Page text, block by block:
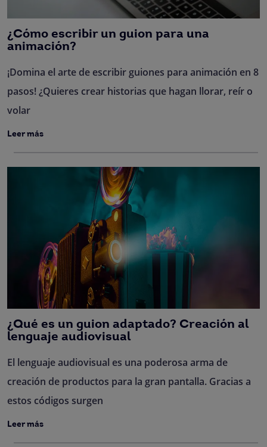
¿Cómo escribir un guion para una
animación?
¡Domina el arte de escribir guiones para animación en 8
pasos! ¿Quieres crear historias que hagan llorar, reír o
volar
Leer más
¿Qué es un guion adaptado? Creación al
lenguaje audiovisual
El lenguaje audiovisual es una poderosa arma de
creación de productos para la gran pantalla. Gracias a
estos códigos surgen
Leer más